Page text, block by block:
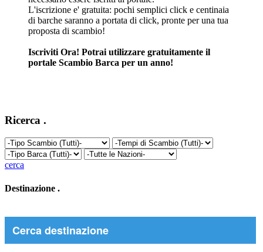
L'iscrizione e' gratuita: pochi semplici click e centinaia
di barche saranno a portata di click, pronte per una tua
proposta di scambio!
Iscriviti Ora! Potrai utilizzare gratuitamente il
portale Scambio Barca per un anno!
Ricerca .
cerca
Destinazione .